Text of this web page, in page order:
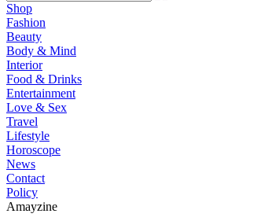
Shop
Fashion
Beauty
Body & Mind
Interior
Food & Drinks
Entertainment
Love & Sex
Travel
Lifestyle
Horoscope
News
Contact
Policy
Amayzine